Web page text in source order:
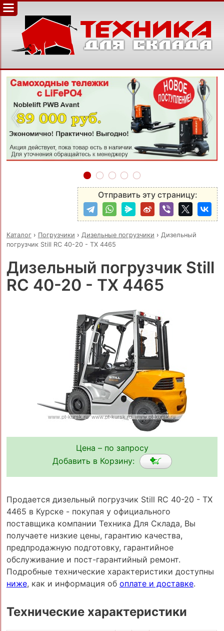
‹ ›
Отправить эту страницу:
Каталог› Погрузчики › Дизельные погрузчики › Дизельный
погрузчик Still RC 40-20 - TX 4465
Дизельный погрузчик Still
RC 40-20 - TX 4465
Цена – по запросу
Добавить в Корзину:
Продается дизельный погрузчик Still RC 40-20 - TX
4465 в Курске - покупая у официального
поставщика компании Техника Для Склада, Вы
получаете низкие цены, гарантию качества,
предпродажную подготовку, гарантийное
обслуживание и пост-гарантийный ремонт.
Подробные технические характеристики доступны
ниже, как и информация об оплате и доставке.
Технические характеристики